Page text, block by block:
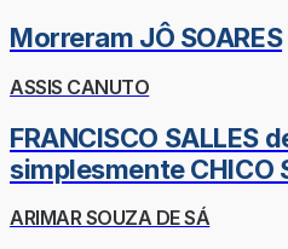
Morreram JÔ SOARES
ASSIS CANUTO
FRANCISCO SALLES
simplesmente CHICO
ARIMAR SOUZA DE SÁ